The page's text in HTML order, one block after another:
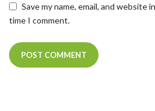
Save my name, email, and website
time I comment.